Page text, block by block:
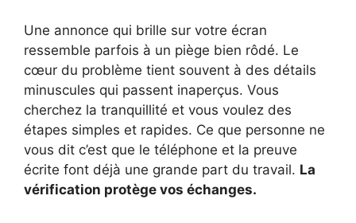
Une annonce qui brille sur votre écran
ressemble parfois à un piège bien rôdé. Le
cœur du problème tient souvent à des détails
minuscules qui passent inaperçus. Vous
cherchez la tranquillité et vous voulez des
étapes simples et rapides. Ce que personne ne
vous dit c’est que le téléphone et la preuve
écrite font déjà une grande part du travail. La
vérification protège vos échanges.